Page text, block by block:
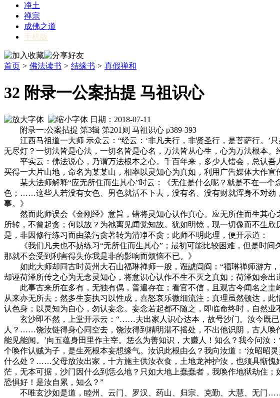
净土
禅宗
成佛之道
手机版
首页 > 佛法读书 > 结缘书 > 真假禅和
32 附录一公案拈提 马祖识心
日期：2018-07-11
附录一:公案拈提 第3辑 第201则 马祖识心 p389-393
江西马祖道一大师 示众云：“经云：‘非凡夫行，非贤圣行，是菩萨行。’
无尽灯？一切法皆是心法，一切名皆是心名，万法皆从心生，心为万法根本。
平实云：佛法说心，乃谓万法根本之心。千百年来，多少人错会，总认吾
买得一大片山地，命名为某某山，相率以灵知心为真如，利用广告媒体大作
某大法师解释“应无所住而生其心”时云：《无住是什么呢？就是不在一个
色；……这些人若没有女色、男色就活不下去，没有名、没有财就浑身不对劲
事。》
然而此师误会《金刚经》意旨，错将灵知心认作真心。应无所住而生其心
所转，不曾起贪；何以故？为祂离见闻觉知故。犹如明镜，现一切像而不生
是，非因修行练习而由染污贪著转为清净不贪；此师不明此理，便开示道：
《我们凡夫也不妨练习“无所住而生其心”；最初可能比较困难，但是时间
那就不会受到利害得失你我是非的影响而烦恼不已。》
如此大师却同古时黄州大石山福琳禅师一般，诳諕闾阎：“福琳禅师游方，
却诬荷泽所传之心为无念灵知心，将意识心认作不生不灭之真如；荷泽如余出
此事古来所在多有，无独有偶，普遍存在；看官不信，且观古今闻名之圭
从来亦无所去；然多生妄执习以性成，喜怒哀乐微细流注；真理虽然顿达，
认色身；以灵知为自心，勿认妄念。妄念若起都不随之，即临命终时，自然
玄沙即不然，上堂开示云：“……夫出家人识心达本，故号沙门。汝今既已
人？……饶汝链得身心同空去，饶汝得到精明湛不摇处，不出他识阴，古人唤
能见能闻。’向五蕴身田里作主宰。恁么为善知识，大赚人！知么？我今问汝
个唤作认贼为子，是生死根本妄想缘气。汝识此根由么？我向汝道：‘汝昭昭
什么处？……父母放汝出家，十方施主供汝衣食，土地龙神护汝，也须具惭愧
茫，无本可据，沙门因什么到恁么地？只如大地上蠢蠢者，我唤作地狱劫住
恐惧好！是汝自累，知么？”
不唯玄沙如是道，睦州、云门、罗汉、药山、归宗、克勤、大慧、无门